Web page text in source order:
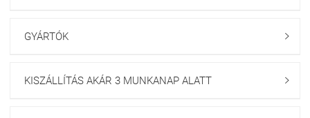
GYÁRTÓK 
KISZÁLLÍTÁS AKÁR 3 MUNKANAP ALATT 